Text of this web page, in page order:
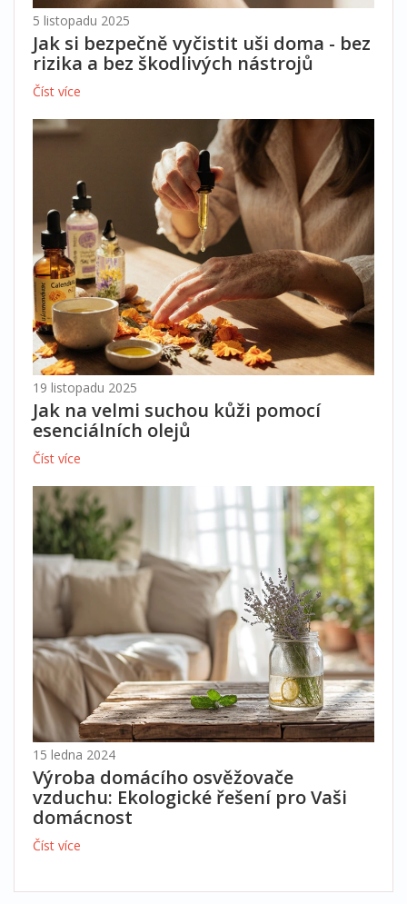
5 listopadu 2025
Jak si bezpečně vyčistit uši doma - bez
rizika a bez škodlivých nástrojů
Číst více
19 listopadu 2025
Jak na velmi suchou kůži pomocí
esenciálních olejů
Číst více
15 ledna 2024
Výroba domácího osvěžovače
vzduchu: Ekologické řešení pro Vaši
domácnost
Číst více